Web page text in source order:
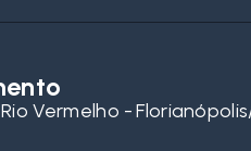
Vermelho -